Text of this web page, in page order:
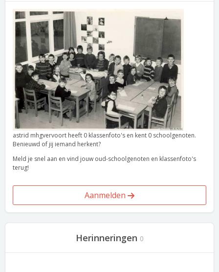
astrid mhgvervoort heeft 0 klassenfoto's en kent 0 schoolgenoten.
Benieuwd of jij iemand herkent?
Meld je snel aan en vind jouw oud-schoolgenoten en klassenfoto's
terug!
Aanmelden
Herinneringen 0